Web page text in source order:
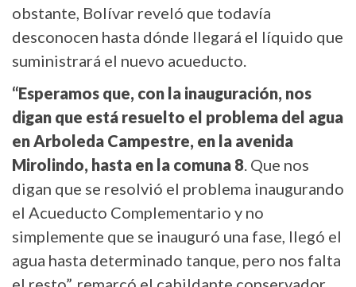
obstante, Bolívar reveló que todavía
desconocen hasta dónde llegará el líquido que
suministrará el nuevo acueducto.
“Esperamos que, con la inauguración, nos
digan que está resuelto el problema del agua
en Arboleda Campestre, en la avenida
Mirolindo, hasta en la comuna 8. Que nos
digan que se resolvió el problema inaugurando
el Acueducto Complementario y no
simplemente que se inauguró una fase, llegó el
agua hasta determinado tanque, pero nos falta